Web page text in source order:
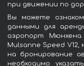
при движении по
Вы можете
данными для
аэропорт
Mulsanne Speed
на бронирование
необходимо